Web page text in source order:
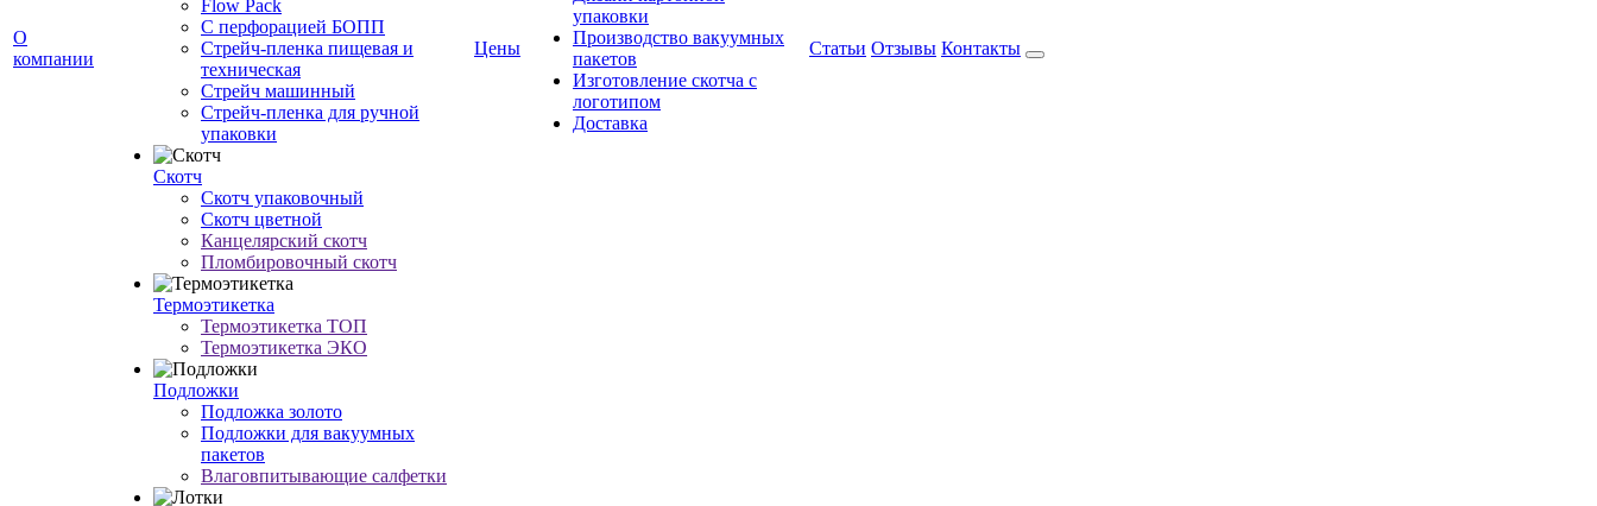
О
компании
Flow Pack
С перфорацией БОПП
Стрейч-пленка пищевая и
техническая
Стрейч машинный
Стрейч-пленка для ручной
упаковки
Скотч
Скотч упаковочный
Скотч цветной
Канцелярский скотч
Пломбировочный скотч
Термоэтикетка
Термоэтикетка ТОП
Термоэтикетка ЭКО
Подложки
Подложка золото
Подложки для вакуумных
пакетов
Влаговпитывающие салфетки
Цены
упаковки
Производство вакуумных
пакетов
Изготовление скотча с
логотипом
Доставка
Статьи Отзывы Контакты